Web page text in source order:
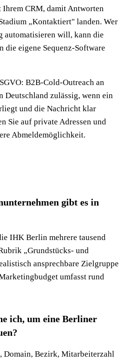
Ihrem CRM, damit Antworten
„Kontaktiert" landen. Wer
will, kann die
die eigene Sequenz-Software
B2B-Cold-Outreach an
Deutschland zulässig, wenn ein
und die Nachricht klar
Sie auf private Adressen und
Abmeldemöglichkeit.
gibt es in
IHK Berlin mehrere tausend
„Grundstücks- und
ansprechbare Zielgruppe
umfasst rund
ich, um eine Berliner
Domain, Bezirk, Mitarbeiterzahl